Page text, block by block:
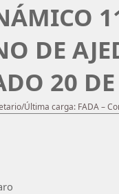
DE
20
Última carga: FADA –